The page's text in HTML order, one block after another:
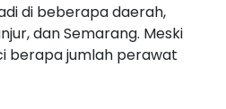
di beberapa daerah,
dan Semarang. Meski
berapa jumlah perawat